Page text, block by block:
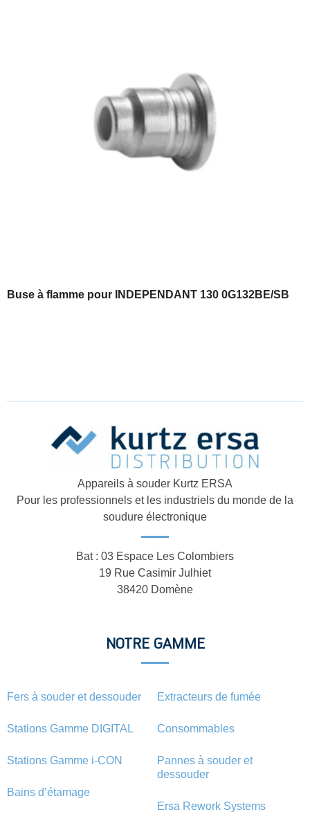
Buse à flamme pour INDEPENDANT 130 0G132BE/SB
Appareils à souder Kurtz ERSA
Pour les professionnels et les industriels du monde de la
soudure électronique
Bat : 03 Espace Les Colombiers
19 Rue Casimir Julhiet
38420 Domène
NOTRE GAMME
Fers à souder et dessouder
Stations Gamme DIGITAL
Stations Gamme i-CON
Bains d’étamage
Extracteurs de fumée
Consommables
Pannes à souder et
dessouder
Ersa Rework Systems